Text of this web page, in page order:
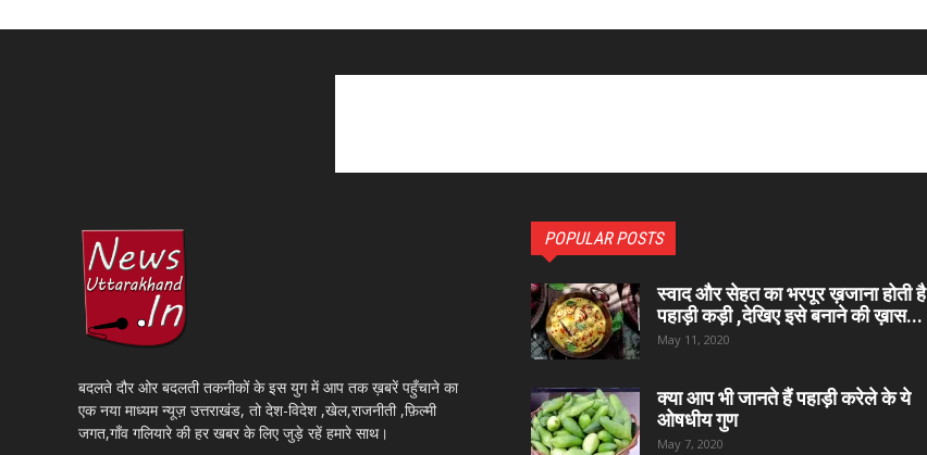
बदलते दौर ओर बदलती तकनीकों के इस युग में आप तक ख़बरें पहुँचाने का
एक नया माध्यम न्यूज़ उत्तराखंड, तो देश-विदेश ,खेल,राजनीती ,फ़िल्मी
जगत,गाँव गलियारे की हर खबर के लिए जुड़े रहें हमारे साथ।
POPULAR POSTS
स्वाद और सेहत का भरपूर ख़जाना होती है
पहाड़ी कड़ी ,देखिए इसे बनाने की ख़ास...
May 11, 2020
क्या आप भी जानते हैं पहाड़ी करेले के ये
ओषधीय गुण
May 7, 2020